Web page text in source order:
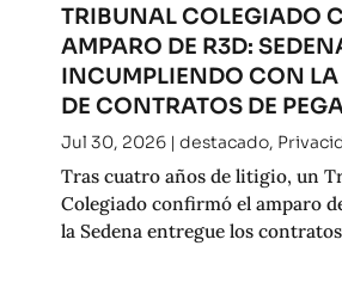
TRIBUNAL COLEGIADO
AMPARO DE R3D:
INCUMPLIENDO CON LA
DE CONTRATOS DE
Jul 30, 2026| destacado,
Tras cuatro años de litigio, un
Colegiado confirmó el amparo
la Sedena entregue los contratos